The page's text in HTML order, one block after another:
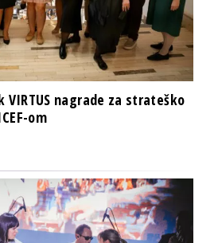
nagrade za strateško
om